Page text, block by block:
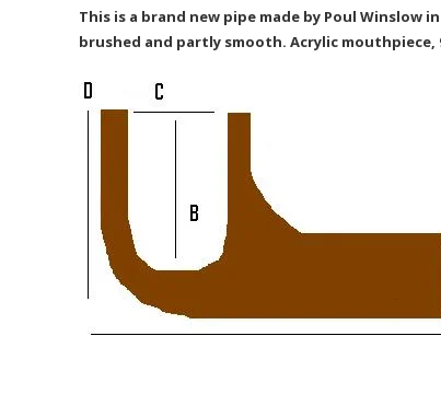
This is a brand new pipe made by Poul Winslow
brushed and partly smooth. Acrylic mouthpiece,